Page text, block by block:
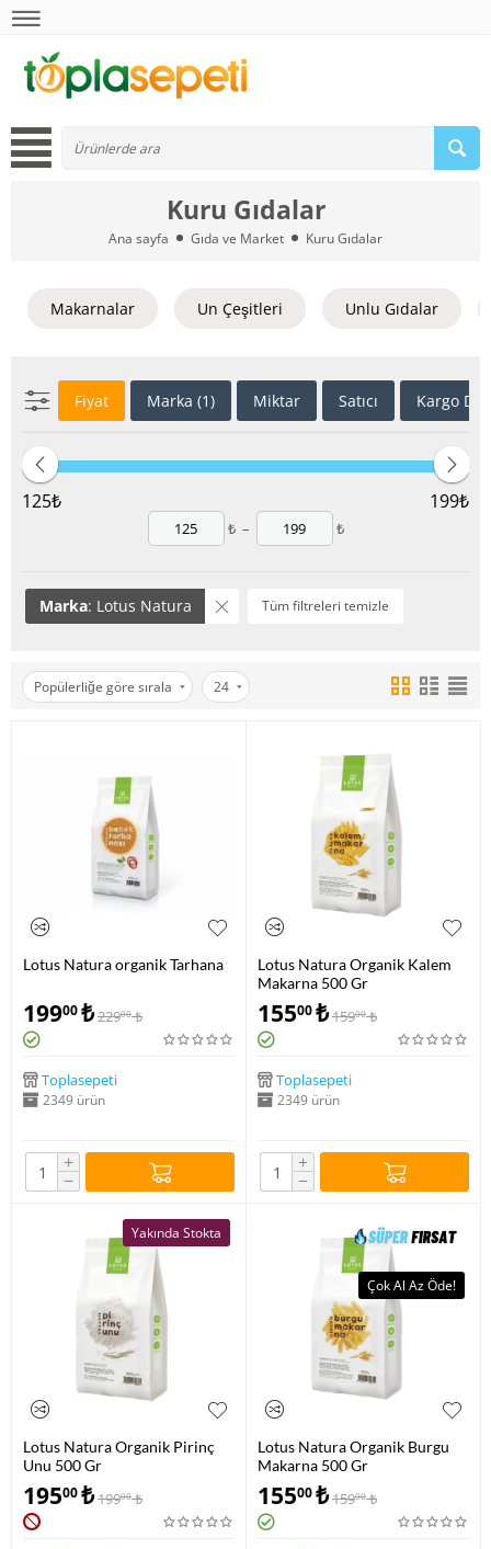
Kuru Gıdalar
Ana sayfa Gıda ve Market Kuru Gıdalar
Makarnalar Un Çeşitleri Unlu Gıdalar
Fiyat Marka (1) Miktar Satıcı Kargo
125₺ 199₺
₺ – ₺
Marka: Lotus Natura Tüm filtreleri temizle
Popülerliğe göre sırala 24
Lotus Natura organik Tarhana
19900₺22900 ₺
Toplasepeti
2349 ürün
+
−
Lotus Natura Organik Kalem
Makarna 500 Gr
15500₺15900 ₺
Toplasepeti
2349 ürün
+
−
Yakında Stokta
Lotus Natura Organik Pirinç
Unu 500 Gr
19500₺19900 ₺
Çok Al Az Öde!
Lotus Natura Organik Burgu
Makarna 500 Gr
15500₺15900 ₺